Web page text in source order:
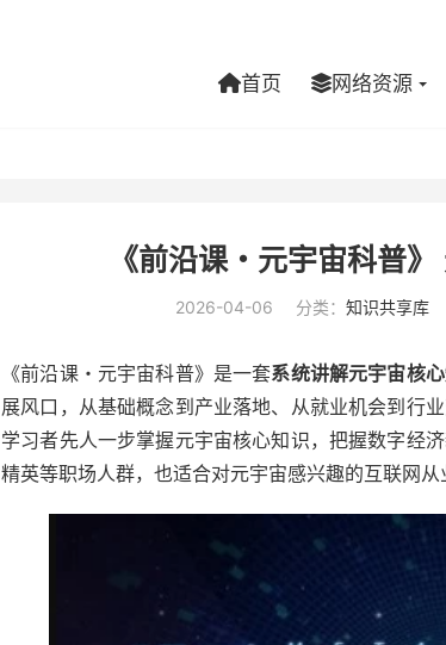
首页 网络资源
《前沿课・元宇宙科普
2026-04-06 分类： 知识共享库
《前沿课・元宇宙科普》是一套系统讲解元宇宙核
展风口，从基础概念到产业落地、从就业机会到行
学习者先人一步掌握元宇宙核心知识，把握数字经
精英等职场人群，也适合对元宇宙感兴趣的互联网从